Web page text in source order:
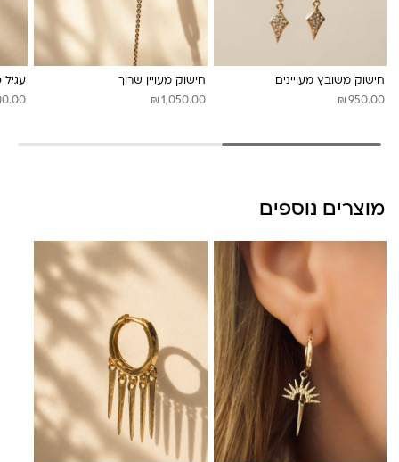
חישוק משובץ מעויינים
₪ 950.00
חישוק מעויין שרוך
₪ 1,050.00
עגיל
מוצרים נוספים